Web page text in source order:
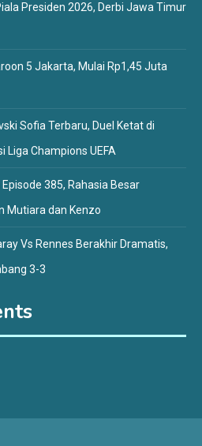
Presiden 2026, Derbi Jawa Timur
5 Jakarta, Mulai Rp1,45 Juta
Sofia Terbaru, Duel Ketat di
Liga Champions UEFA
385, Rahasia Besar
Mutiara dan Kenzo
Vs Rennes Berakhir Dramatis,
3-3